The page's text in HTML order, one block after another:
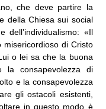
che deve partire la
della Chiesa sui social
dell’individualismo: «Il
di Cristo
o lei sa che la buona
la consapevolezza di
e la consapevolezza
gli ostacoli esistenti,
in questo modo è